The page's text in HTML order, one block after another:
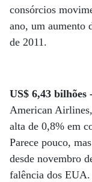
consórcios
ano, um aumento
de 2011.
US$ 6,43 bilhões
American
alta de 0,8% em
Parece pouco,
desde novembro
falência dos EUA.